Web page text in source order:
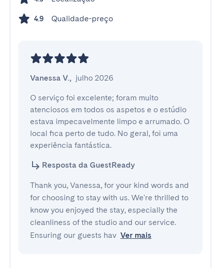
4.9 Qualidade-preço
Vanessa V., julho 2026
O serviço foi excelente; foram muito
atenciosos em todos os aspetos e o estúdio
estava impecavelmente limpo e arrumado. O
local fica perto de tudo. No geral, foi uma
experiência fantástica.
Resposta da GuestReady
Thank you, Vanessa, for your kind words and
for choosing to stay with us. We're thrilled to
know you enjoyed the stay, especially the
cleanliness of the studio and our service.
Ensuring our guests hav Ver mais